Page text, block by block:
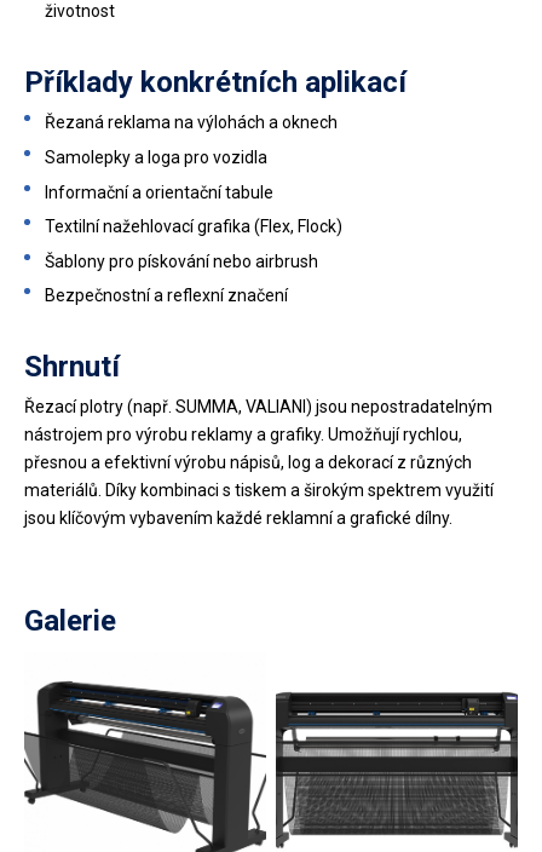
životnost
Příklady konkrétních aplikací
Řezaná reklama na výlohách a oknech
Samolepky a loga pro vozidla
Informační a orientační tabule
Textilní nažehlovací grafika (Flex, Flock)
Šablony pro pískování nebo airbrush
Bezpečnostní a reflexní značení
Shrnutí
Řezací plotry (např. SUMMA, VALIANI) jsou nepostradatelným
nástrojem pro výrobu reklamy a grafiky. Umožňují rychlou,
přesnou a efektivní výrobu nápisů, log a dekorací z různých
materiálů. Díky kombinaci s tiskem a širokým spektrem využití
jsou klíčovým vybavením každé reklamní a grafické dílny.
Galerie